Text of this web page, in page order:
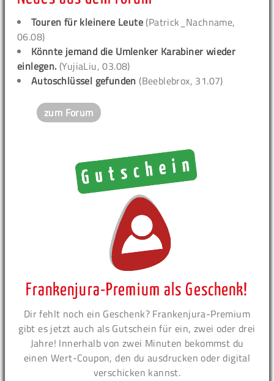
Touren für kleinere Leute (Patrick_Nachname,
06.08)
Könnte jemand die Umlenker Karabiner wieder
einlegen. (YujiaLiu, 03.08)
Autoschlüssel gefunden (Beeblebrox, 31.07)
zum Forum
Frankenjura-Premium als Geschenk!
Dir fehlt noch ein Geschenk? Frankenjura-Premium
gibt es jetzt auch als Gutschein für ein, zwei oder drei
Jahre! Innerhalb von zwei Minuten bekommst du
einen Wert-Coupon, den du ausdrucken oder digital
verschicken kannst.